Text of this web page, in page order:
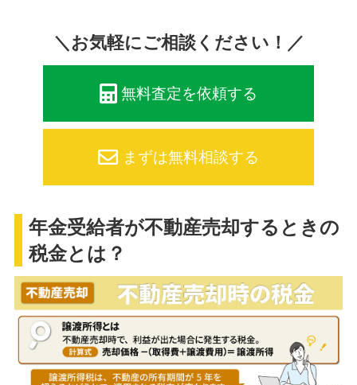
＼お気軽にご相談ください！／
無料査定を依頼する
まずは無料相談する
年金受給者が不動産売却するときの
税金とは？